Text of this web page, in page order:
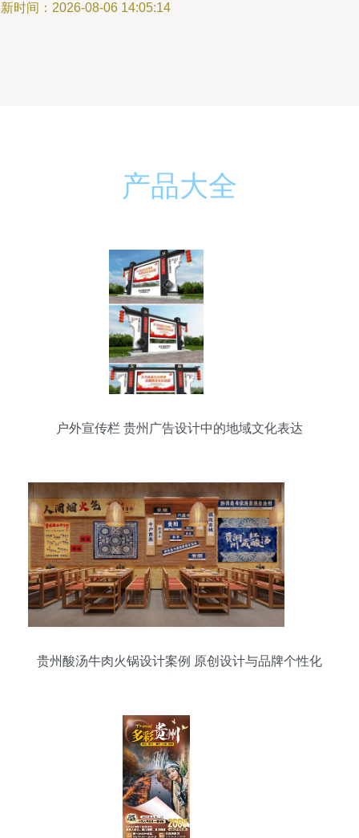
时间：2026-08-06 14:05:14
产品大全
户外宣传栏 贵州广告设计中的地域文化表达
贵州酸汤牛肉火锅设计案例 原创设计与品牌个性化